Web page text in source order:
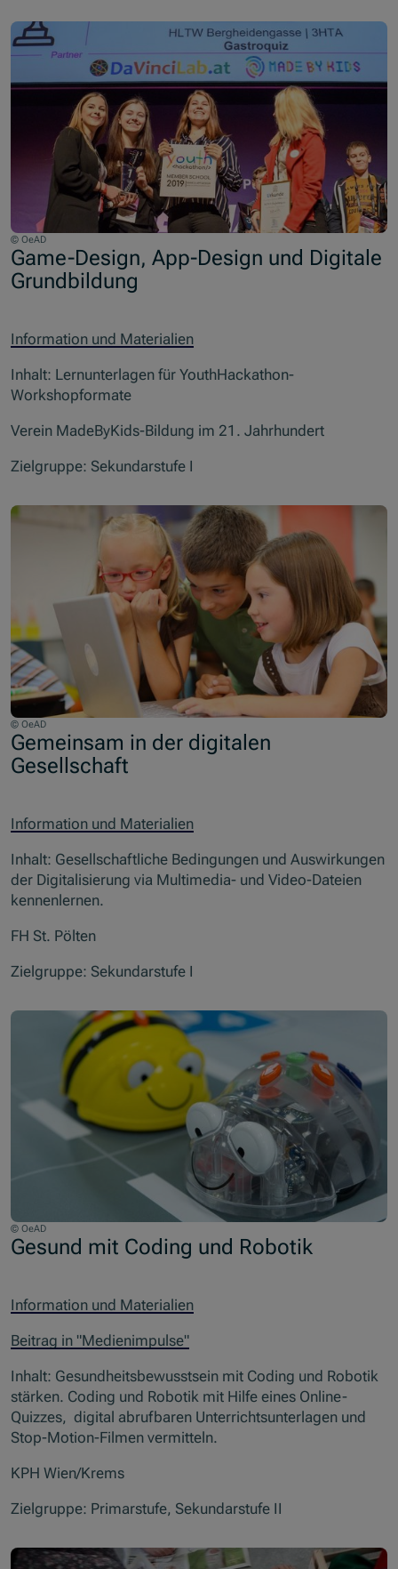
© OeAD
Game-Design, App-Design und Digitale
Grundbildung
Information und Materialien
Inhalt: Lernunterlagen für YouthHackathon-
Workshopformate
Verein MadeByKids-Bildung im 21. Jahrhundert
Zielgruppe: Sekundarstufe I
© OeAD
Gemeinsam in der digitalen
Gesellschaft
Information und Materialien
Inhalt: Gesellschaftliche Bedingungen und Auswirkungen
der Digitalisierung via Multimedia- und Video-Dateien
kennenlernen.
FH St. Pölten
Zielgruppe: Sekundarstufe I
© OeAD
Gesund mit Coding und Robotik
Information und Materialien
Beitrag in "Medienimpulse"
Inhalt: Gesundheitsbewusstsein mit Coding und Robotik
stärken. Coding und Robotik mit Hilfe eines Online-
Quizzes, digital abrufbaren Unterrichtsunterlagen und
Stop-Motion-Filmen vermitteln.
KPH Wien/Krems
Zielgruppe: Primarstufe, Sekundarstufe II